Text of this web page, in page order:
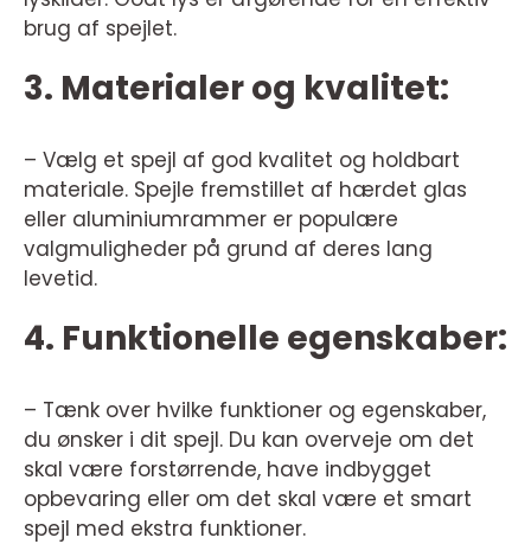
brug af spejlet.
3. Materialer og kvalitet:
– Vælg et spejl af god kvalitet og holdbart
materiale. Spejle fremstillet af hærdet glas
eller aluminiumrammer er populære
valgmuligheder på grund af deres lang
levetid.
4. Funktionelle egenskaber:
– Tænk over hvilke funktioner og egenskaber,
du ønsker i dit spejl. Du kan overveje om det
skal være forstørrende, have indbygget
opbevaring eller om det skal være et smart
spejl med ekstra funktioner.